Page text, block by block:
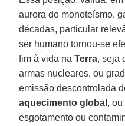
aurora do monoteísmo,
décadas, particular
ser humano tornou-se
fim à vida naTerra, seja
armas nucleares, ou
emissão descontrolada
aquecimento global ,
esgotamento ou